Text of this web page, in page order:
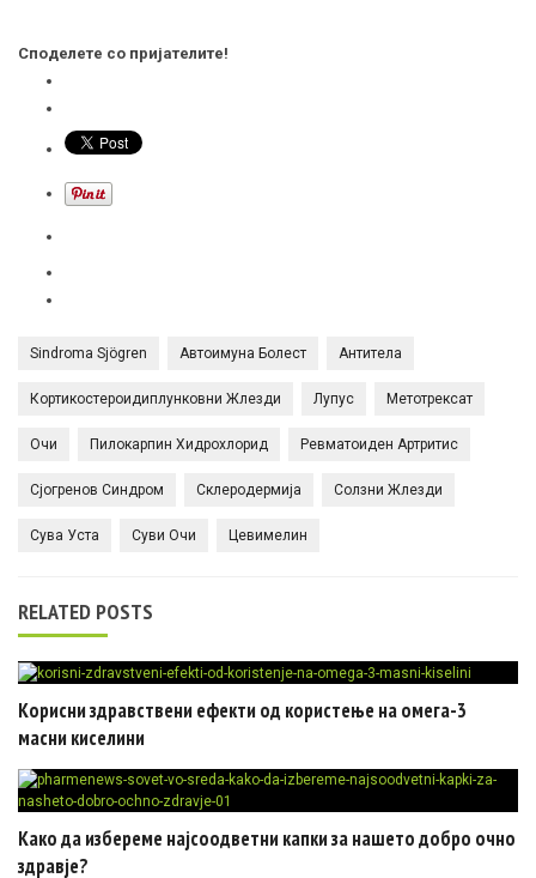
Споделете со пријателите!
Sindroma Sjögren Автоимуна Болест Антитела
Кортикостероидиплунковни Жлезди Лупус Метотрексат
Очи Пилокарпин Хидрохлорид Ревматоиден Артритис
Сјогренов Синдром Склеродермија Солзни Жлезди
Сува Уста Суви Очи Цевимелин
RELATED POSTS
Корисни здравствени ефекти од користење на омега-3
масни киселини
Како да избереме најсоодветни капки за нашето добро очно
здравје?